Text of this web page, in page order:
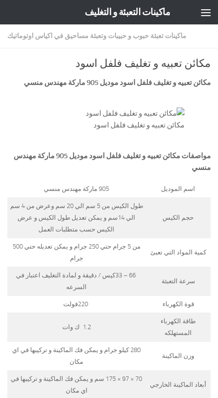
ماكينات التعبئة و التغليف
ماكينات تعبئة حبوب و حبيبات وتعبئة مساحيق في اكياس اوتوماتيك
مكائن تعبيه و تغليف فلفل اسود
مكائن تعبيه و تغليف فلفل اسود موديل 905 ماركة مهندس منسي
مكائن تعبيه و تغليف فلفل اسود
مواصفات مكائن تعبيه و تغليف فلفل اسود
موديل 905 ماركة مهندس
منسي
اسم الموديل 905 ماركة مهندس منسي
حجم الكيس
طول الكيس من 5 سم الي 20 سم وعرض من 4 سم
الي 14سم و يمكن تعديل طول الكيس و عرض
الكيس حسب متطلبات العمل
كمية المواد التي تعبئ
من 5 جرام حتي 250 جرام و يمكن تعديله حتي 500
جرام
سرعة التعبئة
66 – 33كيس / دقيقة و لمادة التغليف اعتبار في
السرعه
قوة الكهرباء
طاقة الكهرباء
المستهلكه
1.2 ك وات
وزن الماكينة
280 كيلو جرام و يمكن فك الماكينة و تركيبها في اي
مكان
أبعاد الماكينة الخارجي
70 × 97 × 175 سم و يمكن فك الماكينة و تركيبها في
اي مكان